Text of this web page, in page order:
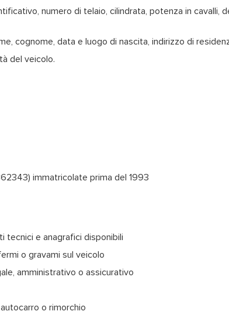
numero di telaio, cilindrata, potenza in cavalli,
cognome, data e luogo di nascita, indirizzo di
del veicolo.
immatricolate prima del 1993
tecnici e anagrafici disponibili
o gravami sul veicolo
amministrativo o assicurativo
o rimorchio